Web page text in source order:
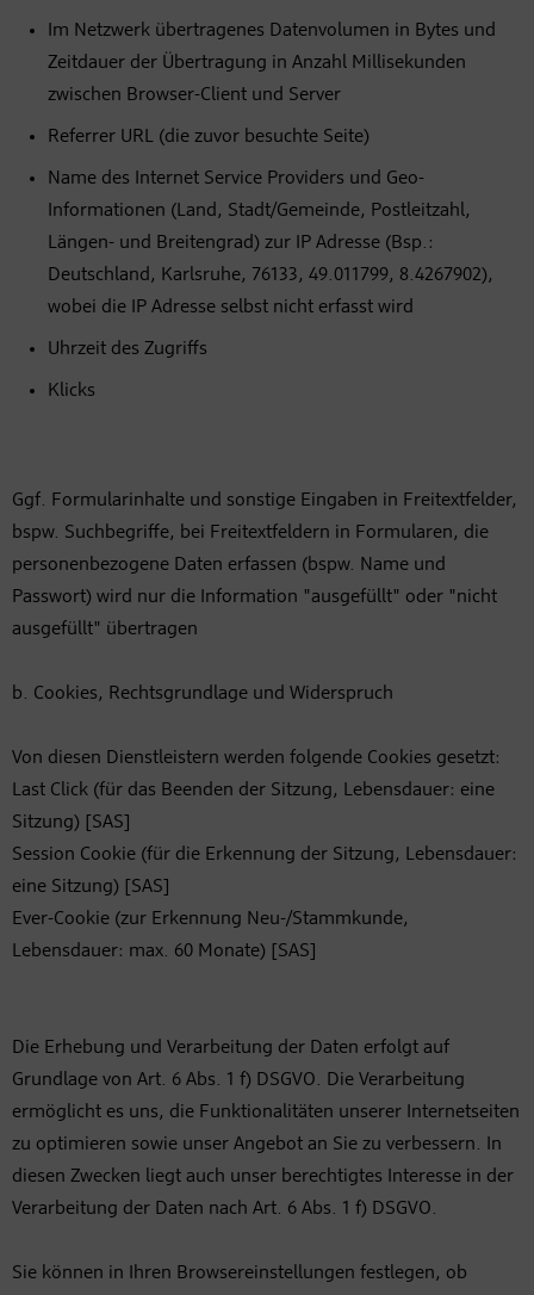
Im Netzwerk übertragenes Datenvolumen in Bytes und
Zeitdauer der Übertragung in Anzahl Millisekunden
zwischen Browser-Client und Server
Referrer URL (die zuvor besuchte Seite)
Name des Internet Service Providers und Geo-
Informationen (Land, Stadt/Gemeinde, Postleitzahl,
Längen- und Breitengrad) zur IP Adresse (Bsp.:
Deutschland, Karlsruhe, 76133, 49.011799, 8.4267902),
wobei die IP Adresse selbst nicht erfasst wird
Uhrzeit des Zugriffs
Klicks
Ggf. Formularinhalte und sonstige Eingaben in Freitextfelder,
bspw. Suchbegriffe, bei Freitextfeldern in Formularen, die
personenbezogene Daten erfassen (bspw. Name und
Passwort) wird nur die Information "ausgefüllt" oder "nicht
ausgefüllt" übertragen
b. Cookies, Rechtsgrundlage und Widerspruch
Von diesen Dienstleistern werden folgende Cookies gesetzt:
Last Click (für das Beenden der Sitzung, Lebensdauer: eine
Sitzung) [SAS]
Session Cookie (für die Erkennung der Sitzung, Lebensdauer:
eine Sitzung) [SAS]
Ever-Cookie (zur Erkennung Neu-/Stammkunde,
Lebensdauer: max. 60 Monate) [SAS]
Die Erhebung und Verarbeitung der Daten erfolgt auf
Grundlage von Art. 6 Abs. 1 f) DSGVO. Die Verarbeitung
ermöglicht es uns, die Funktionalitäten unserer Internetseiten
zu optimieren sowie unser Angebot an Sie zu verbessern. In
diesen Zwecken liegt auch unser berechtigtes Interesse in der
Verarbeitung der Daten nach Art. 6 Abs. 1 f) DSGVO.
Sie können in Ihren Browsereinstellungen festlegen, ob